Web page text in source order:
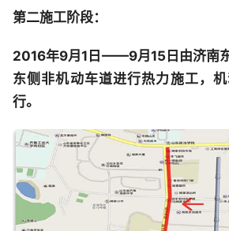
第二施工阶段：
2016年9月1日——9月15日由济南
东侧非机动车道进行热力施工，
行。